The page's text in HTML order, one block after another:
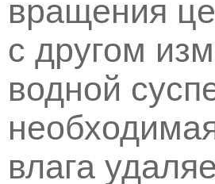
вращения
с другом
водной
влага